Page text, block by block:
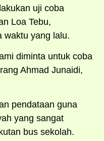
uji coba
Loa Tebu,
waktu yang lalu.
diminta untuk coba
Ahmad Junaidi,
pendataan guna
yang sangat
bus sekolah.